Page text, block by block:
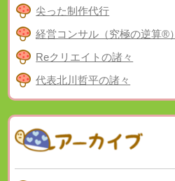
尖った制作代行
経営コンサル（究極の逆算®）
Reクリエイトの諸々
代表北川哲平の諸々